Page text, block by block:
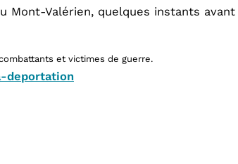
Mont-Valérien, quelques instants
et victimes de guerre.
deportation